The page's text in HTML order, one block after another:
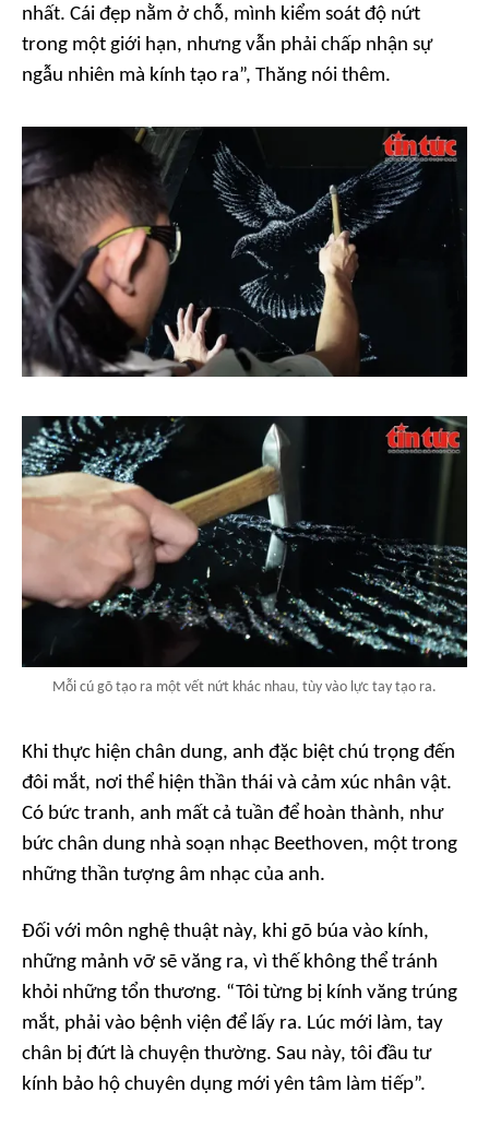
nhất. Cái đẹp nằm ở chỗ, mình kiểm soát độ nứt
trong một giới hạn, nhưng vẫn phải chấp nhận sự
ngẫu nhiên mà kính tạo ra”, Thăng nói thêm.
Mỗi cú gõ tạo ra một vết nứt khác nhau, tùy vào lực tay tạo ra.
Khi thực hiện chân dung, anh đặc biệt chú trọng đến
đôi mắt, nơi thể hiện thần thái và cảm xúc nhân vật.
Có bức tranh, anh mất cả tuần để hoàn thành, như
bức chân dung nhà soạn nhạc Beethoven, một trong
những thần tượng âm nhạc của anh.
Đối với môn nghệ thuật này, khi gõ búa vào kính,
những mảnh vỡ sẽ văng ra, vì thế không thể tránh
khỏi những tổn thương. “Tôi từng bị kính văng trúng
mắt, phải vào bệnh viện để lấy ra. Lúc mới làm, tay
chân bị đứt là chuyện thường. Sau này, tôi đầu tư
kính bảo hộ chuyên dụng mới yên tâm làm tiếp”.